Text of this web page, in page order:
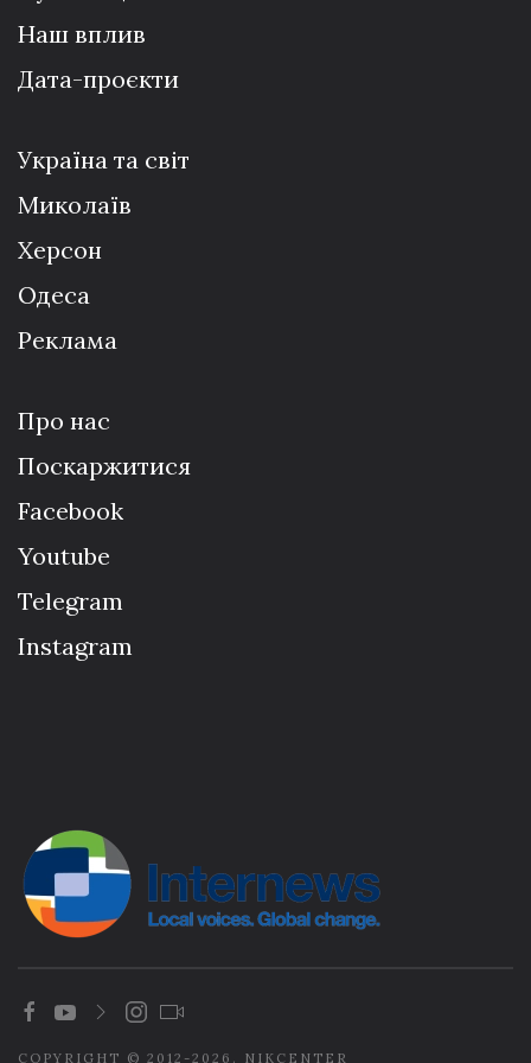
Наш вплив
Дата-проєкти
Україна та світ
Миколаїв
Херсон
Одеса
Реклама
Про нас
Поскаржитися
Facebook
Youtube
Telegram
Instagram
COPYRIGHT © 2012-2026. NIKCENTER